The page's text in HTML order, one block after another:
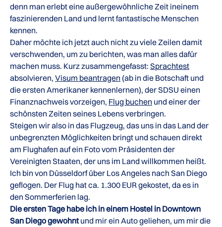
denn man erlebt eine außergewöhnliche Zeit ineinem
faszinierenden Land und lernt fantastische Menschen
kennen.
Daher möchte ich jetzt auch nicht zu viele Zeilen damit
verschwenden, um zu berichten, was man alles dafür
machen muss. Kurz zusammengefasst: Sprachtest
absolvieren, Visum beantragen (ab in die Botschaft und
die ersten Amerikaner kennenlernen), der SDSU einen
Finanznachweis vorzeigen, Flug buchen und einer der
schönsten Zeiten seines Lebens verbringen.
Steigen wir also in das Flugzeug, das uns in das Land der
unbegrenzten Möglichkeiten bringt und schauen direkt
am Flughafen auf ein Foto vom Präsidenten der
Vereinigten Staaten, der uns im Land willkommen heißt.
Ich bin von Düsseldorf über Los Angeles nach San Diego
geflogen. Der Flug hat ca. 1.300 EUR gekostet, da es in
den Sommerferien lag.
Die ersten Tage habe ich in einem Hostel in Downtown
San Diego gewohntund mir ein Auto geliehen, um mir die